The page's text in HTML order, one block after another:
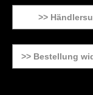
>>
>> Bestellung